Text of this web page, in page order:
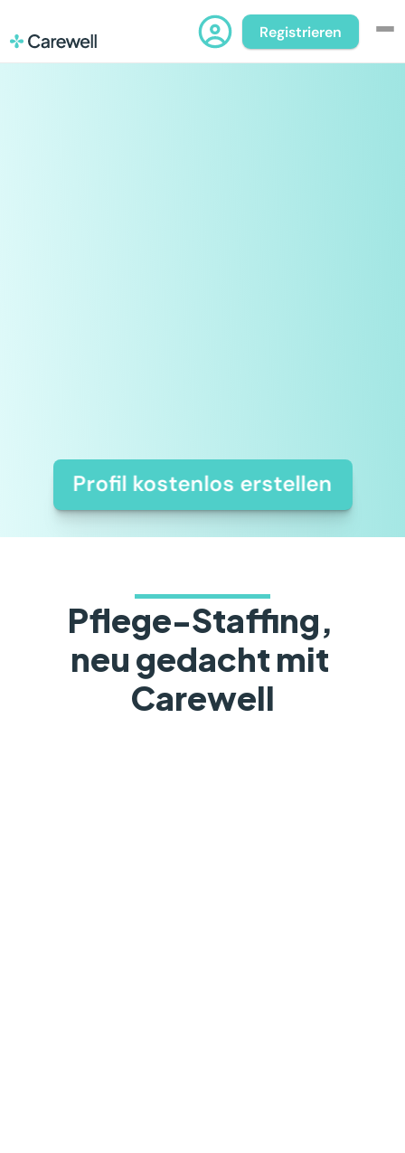
Registrieren
Profil kostenlos erstellen
Pflege-Staffing,
neu gedacht mit
Carewell